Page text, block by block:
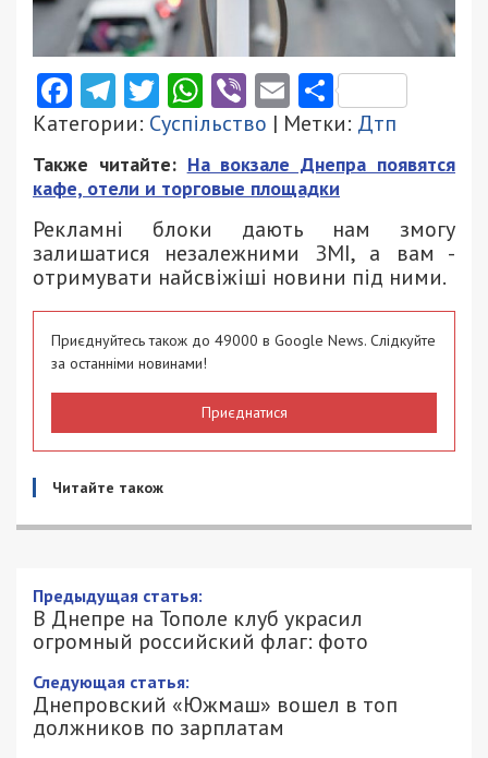
Facebook
Telegram
Twitter
WhatsApp
ViberEmail
Категории: Суспільство | Метки: Дтп
Также читайте: На вокзале Днепра появятся
кафе, отели и торговые площадки
Рекламні блоки дають нам змогу
залишатися незалежними ЗМІ, а вам -
отримувати найсвіжіші новини під ними.
Приєднуйтесь також до 49000 в Google News. Слідкуйте
за останніми новинами!
Приєднатися
Читайте також
Предыдущая статья:
В Днепре на Тополе клуб украсил
огромный российский флаг: фото
Следующая статья:
Днепровский «Южмаш» вошел в топ
должников по зарплатам